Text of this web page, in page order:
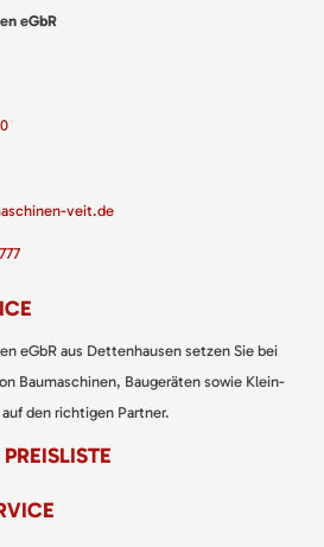
eGbR
veit.de
eGbR aus Dettenhausen setzen Sie bei
Baumaschinen, Baugeräten sowie Klein-
den richtigen Partner.